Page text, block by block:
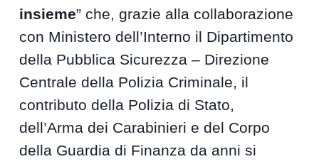
insieme” che, grazie alla collaborazione
con Ministero dell’Interno il Dipartimento
della Pubblica Sicurezza – Direzione
Centrale della Polizia Criminale, il
contributo della Polizia di Stato,
dell’Arma dei Carabinieri e del Corpo
della Guardia di Finanza da anni si